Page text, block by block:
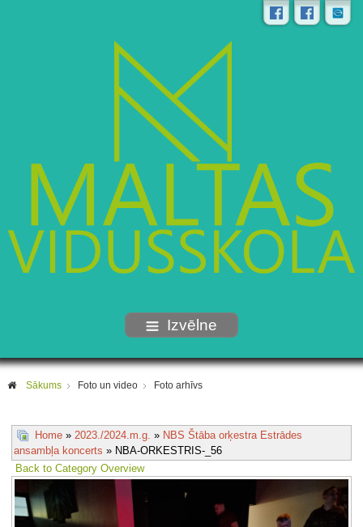
Izvēlne
Sākums Foto un video Foto arhīvs
Home» 2023./2024.m.g. » NBS Štāba orķestra Estrādes
ansambļa koncerts » NBA-ORKESTRIS-_56
Back to Category Overview